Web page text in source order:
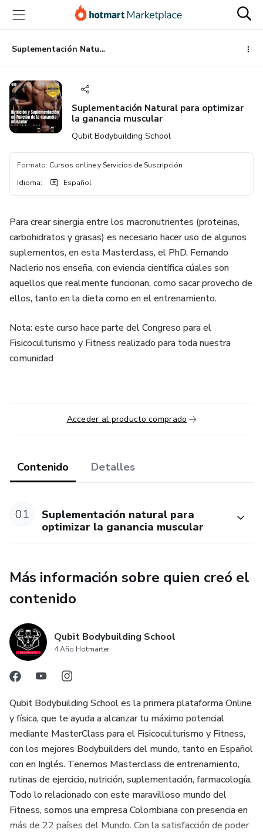
principal
página
de
página
Suplementación Natural para optimizar la ganancia muscular
Suplementación Natural para optimizar
la ganancia muscular
Qubit Bodybuilding School
Formato: Cursos online y Servicios de Suscripción
Idioma: Español
Para crear sinergia entre los macronutrientes (proteinas,
carbohidratos y grasas) es necesario hacer uso de algunos
suplementos, en esta Masterclass, el PhD. Fernando
Naclerio nos enseña, con eviencia científica cúales son
aquellos que realmente funcionan, como sacar provecho de
ellos, tanto en la dieta como en el entrenamiento.
Nota: este curso hace parte del Congreso para el
Fisicoculturismo y Fitness realizado para toda nuestra
comunidad
Acceder al producto comprado
Contenido Detalles
01
Suplementación natural para
optimizar la ganancia muscular
Más información sobre quien creó el
contenido
Qubit Bodybuilding School
4 Año Hotmarter
Qubit Bodybuilding School es la primera plataforma Online
y física, que te ayuda a alcanzar tu máximo potencial
mediante MasterClass para el Fisicoculturismo y Fitness,
con los mejores Bodybuilders del mundo, tanto en Español
con en Inglés. Tenemos Masterclass de entrenamiento,
rutinas de ejercicio, nutrición, suplementación, farmacología.
Todo lo relacionado con este maravilloso mundo del
Fitness, somos una empresa Colombiana con presencia en
más de 22 países del Mundo. Con la satisfacción de poder